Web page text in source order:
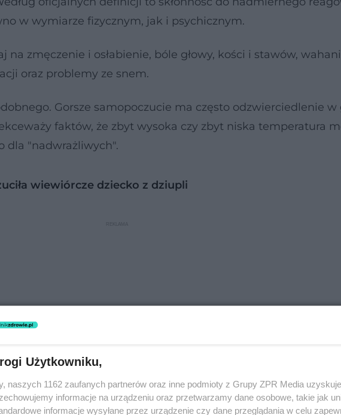
w wymiarze fizycznym, jak i psychicznym.
na zmęczenie i osłabienie, bóle głowy, kości i stawów,
oraz problemy ze snem.
Gorsze samopoczucie ma często odzwierciedlenie w
faktów, że zbyt wysoka czy zbyt niska temperatura
dla "nadwrażliwych".
wiewiórcze dziecko z dziupli
być na rzeczy
Użytkowniku,
naszych 1162 zaufanych partnerów oraz inne podmioty z Grupy ZPR Media
informacje na urządzeniu oraz przetwarzamy dane osobowe, takie jak
informacje wysyłane przez urządzenie czy dane przeglądania w celu